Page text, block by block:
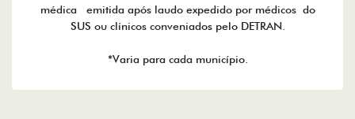
médica emitida após laudo expedido por médicos do
SUS ou clínicos conveniados pelo DETRAN.
*Varia para cada município.